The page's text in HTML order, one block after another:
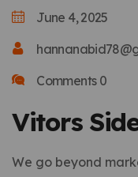
June 4, 2025
Comments 0
Vitors
We go beyond